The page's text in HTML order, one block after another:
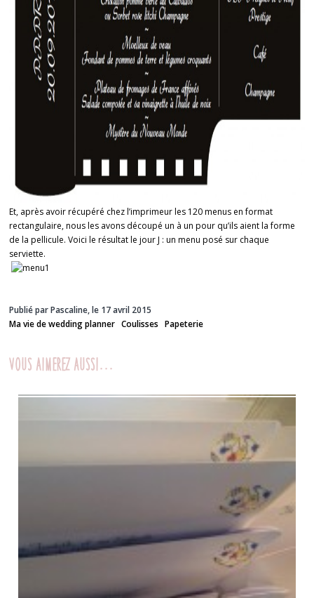
Et, après avoir récupéré chez l’imprimeur les 120 menus en format
rectangulaire, nous les avons découpé un à un pour qu’ils aient la forme
de la pellicule. Voici le résultat le jour J : un menu posé sur chaque
serviette.
Publié par Pascaline, le 17 avril 2015
Ma vie de wedding planner Coulisses Papeterie
Vous aimerez aussi...